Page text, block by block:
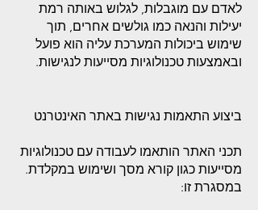
לאדם עם מוגבלות, לגלוש באותה רמת
יעילות והנאה כמו גולשים אחרים, תוך
שימוש ביכולות המערכת עליה הוא פועל
ובאמצעות טכנולוגיות מסייעות לנגישות.
ביצוע התאמות נגישות באתר האינטרנט
תכני האתר הותאמו לעבודה עם טכנולוגיות
מסייעות כגון קורא מסך ושימוש במקלדת.
במסגרת זו: